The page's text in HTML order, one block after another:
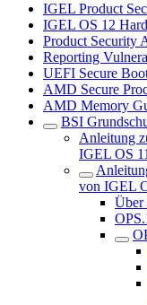
IGEL Product
IGEL OS 12
Product Security
Reporting
UEFI Secure
AMD Secure
AMD Memory
BSI
Anleitung
IGEL OS
von IGEL
Über